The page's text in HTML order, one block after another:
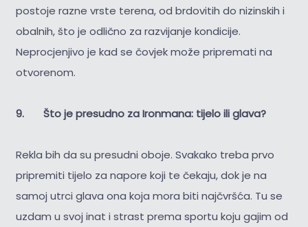
postoje razne vrste terena, od brdovitih do nizinskih i
obalnih, što je odlično za razvijanje kondicije.
Neprocjenjivo je kad se čovjek može pripremati na
otvorenom.
9. Što je presudno za Ironmana: tijelo ili glava?
Rekla bih da su presudni oboje. Svakako treba prvo
pripremiti tijelo za napore koji te čekaju, dok je na
samoj utrci glava ona koja mora biti najčvršća. Tu se
uzdam u svoj inat i strast prema sportu koju gajim od